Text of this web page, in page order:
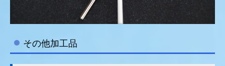
その他加工品